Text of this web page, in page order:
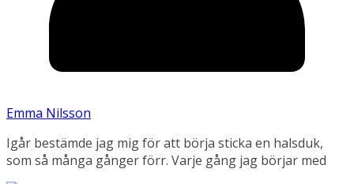
Emma Nilsson
Igår bestämde jag mig för att börja sticka en halsduk,
som så många gånger förr. Varje gång jag börjar med